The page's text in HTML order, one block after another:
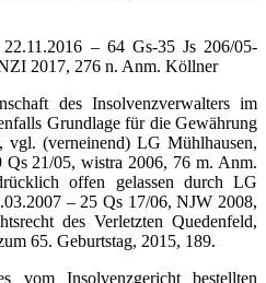
– 64 Gs-35 Js 206/05-
2017, 276 n. Anm. Köllner
des Insolvenzverwalters im
Grundlage für die Gewährung
vgl. (verneinend) LG Mühlhausen,
Qs 21/05, wistra 2006, 76 m. Anm.
offen gelassen durch LG
– 25 Qs 17/06, NJW 2008,
des Verletzten Quedenfeld,
65. Geburtstag, 2015, 189.
vom Insolvenzgericht bestellten